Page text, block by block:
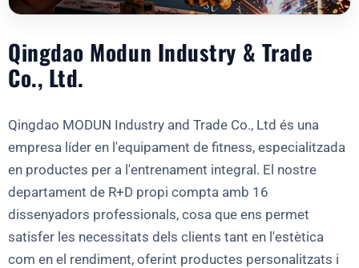
Qingdao Modun Industry & Trade
Co., Ltd.
Qingdao MODUN Industry and Trade Co., Ltd és una
empresa líder en l'equipament de fitness, especialitzada
en productes per a l'entrenament integral. El nostre
departament de R+D propi compta amb 16
dissenyadors professionals, cosa que ens permet
satisfer les necessitats dels clients tant en l'estètica
com en el rendiment, oferint productes personalitzats i